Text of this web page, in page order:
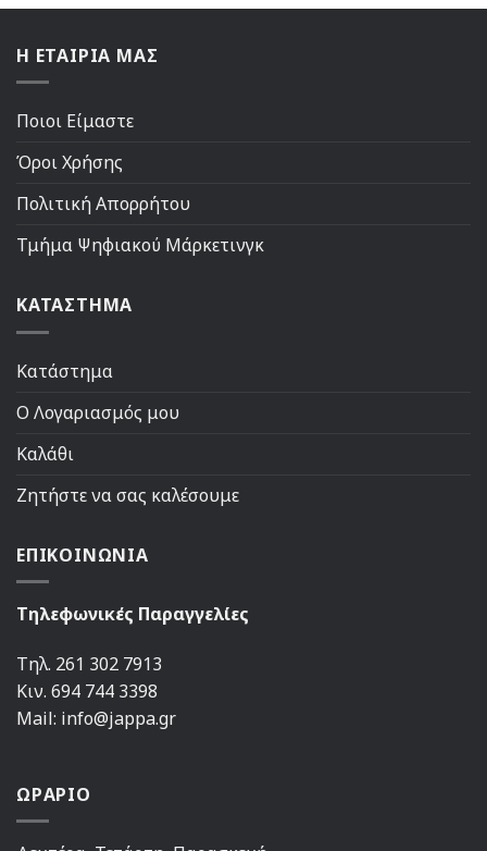
Η ΕΤΑΙΡΙΑ ΜΑΣ
Ποιοι Είμαστε
Όροι Χρήσης
Πολιτική Απορρήτου
Τμήμα Ψηφιακού Μάρκετινγκ
ΚΑΤΑΣΤΗΜΑ
Κατάστημα
Ο Λογαριασμός μου
Καλάθι
Ζητήστε να σας καλέσουμε
ΕΠΙΚΟΙΝΩΝΙΑ
Τηλεφωνικές Παραγγελίες
Τηλ. 261 302 7913
Κιν. 694 744 3398
Mail: info@jappa.gr
ΩΡΑΡΙΟ